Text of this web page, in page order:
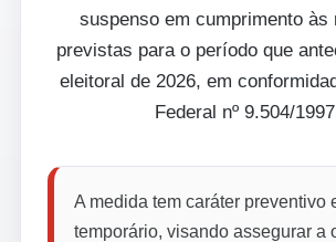
suspenso em cumprimento às
previstas para o período que
eleitoral de 2026, em
Federal nº 9.504/
A medida tem caráter preventivo
temporário, visando assegurar a